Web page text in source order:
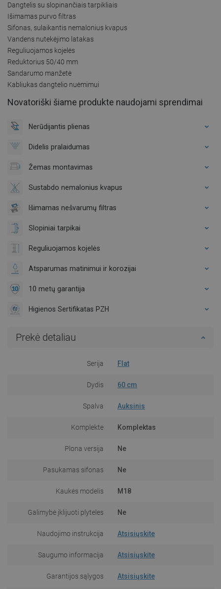
Dangtelis su slopinančiais tarpikliais
Išimamas purvo filtras
Sifonas, sulaikantis nemalonius kvapus
Vandens nutekėjimo latakas
Reguliuojamos kojelės
Reduktorius 50/40 mm
Sandarumo manžetė
Kabliukas dangtelio nuėmimui
Novatoriški šiame produkte naudojami sprendimai
Nerūdijantis plienas
Didelis pralaidumas
Žemas montavimas
Sustabdo nemalonius kvapus
Išimamas nešvarumų filtras
Slopiniai tarpikai
Reguliuojamos kojelės
Atsparumas matinimui ir korozijai
10 metų garantija
Higienos Sertifikatas PZH
Prekė detaliau
Serija Flat
Dydis 60 cm
Spalva Auksinis
Komplekte Komplektas
Plona versija Ne
Pasukamas sifonas Ne
Kaukės modelis M18
Galimybė įklijuoti plyteles Ne
Naudojimo instrukcija Atsisiųskite
Saugumo informacija Atsisiųskite
Garantijos sąlygos Atsisiųskite